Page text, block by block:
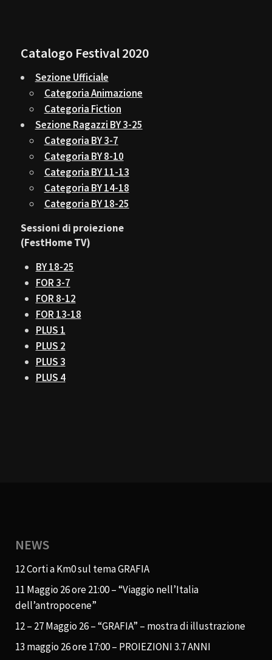
Catalogo Festival 2020
Sezione Ufficiale
Categoria Animazione
Categoria Fiction
Sezione Ragazzi BY 3-25
Categoria BY 3-7
Categoria BY 8-10
Categoria BY 11-13
Categoria BY 14-18
Categoria BY 18-25
Sessioni di proiezione
(FestHome TV)
BY 18-25
FOR 3-7
FOR 8-12
FOR 13-18
PLUS 1
PLUS 2
PLUS 3
PLUS 4
NEWS
12 Corti a Km0 sul tema GRAFIA
11 Maggio 26 ore 21:00 – “Viaggio nell’Italia
dell’antropocene”
12 – 27 Maggio 26 – “GRAFIA” – mostra di illustrazione
13 maggio 26 ore 17:00 – PROIEZIONI 3.7 ANNI